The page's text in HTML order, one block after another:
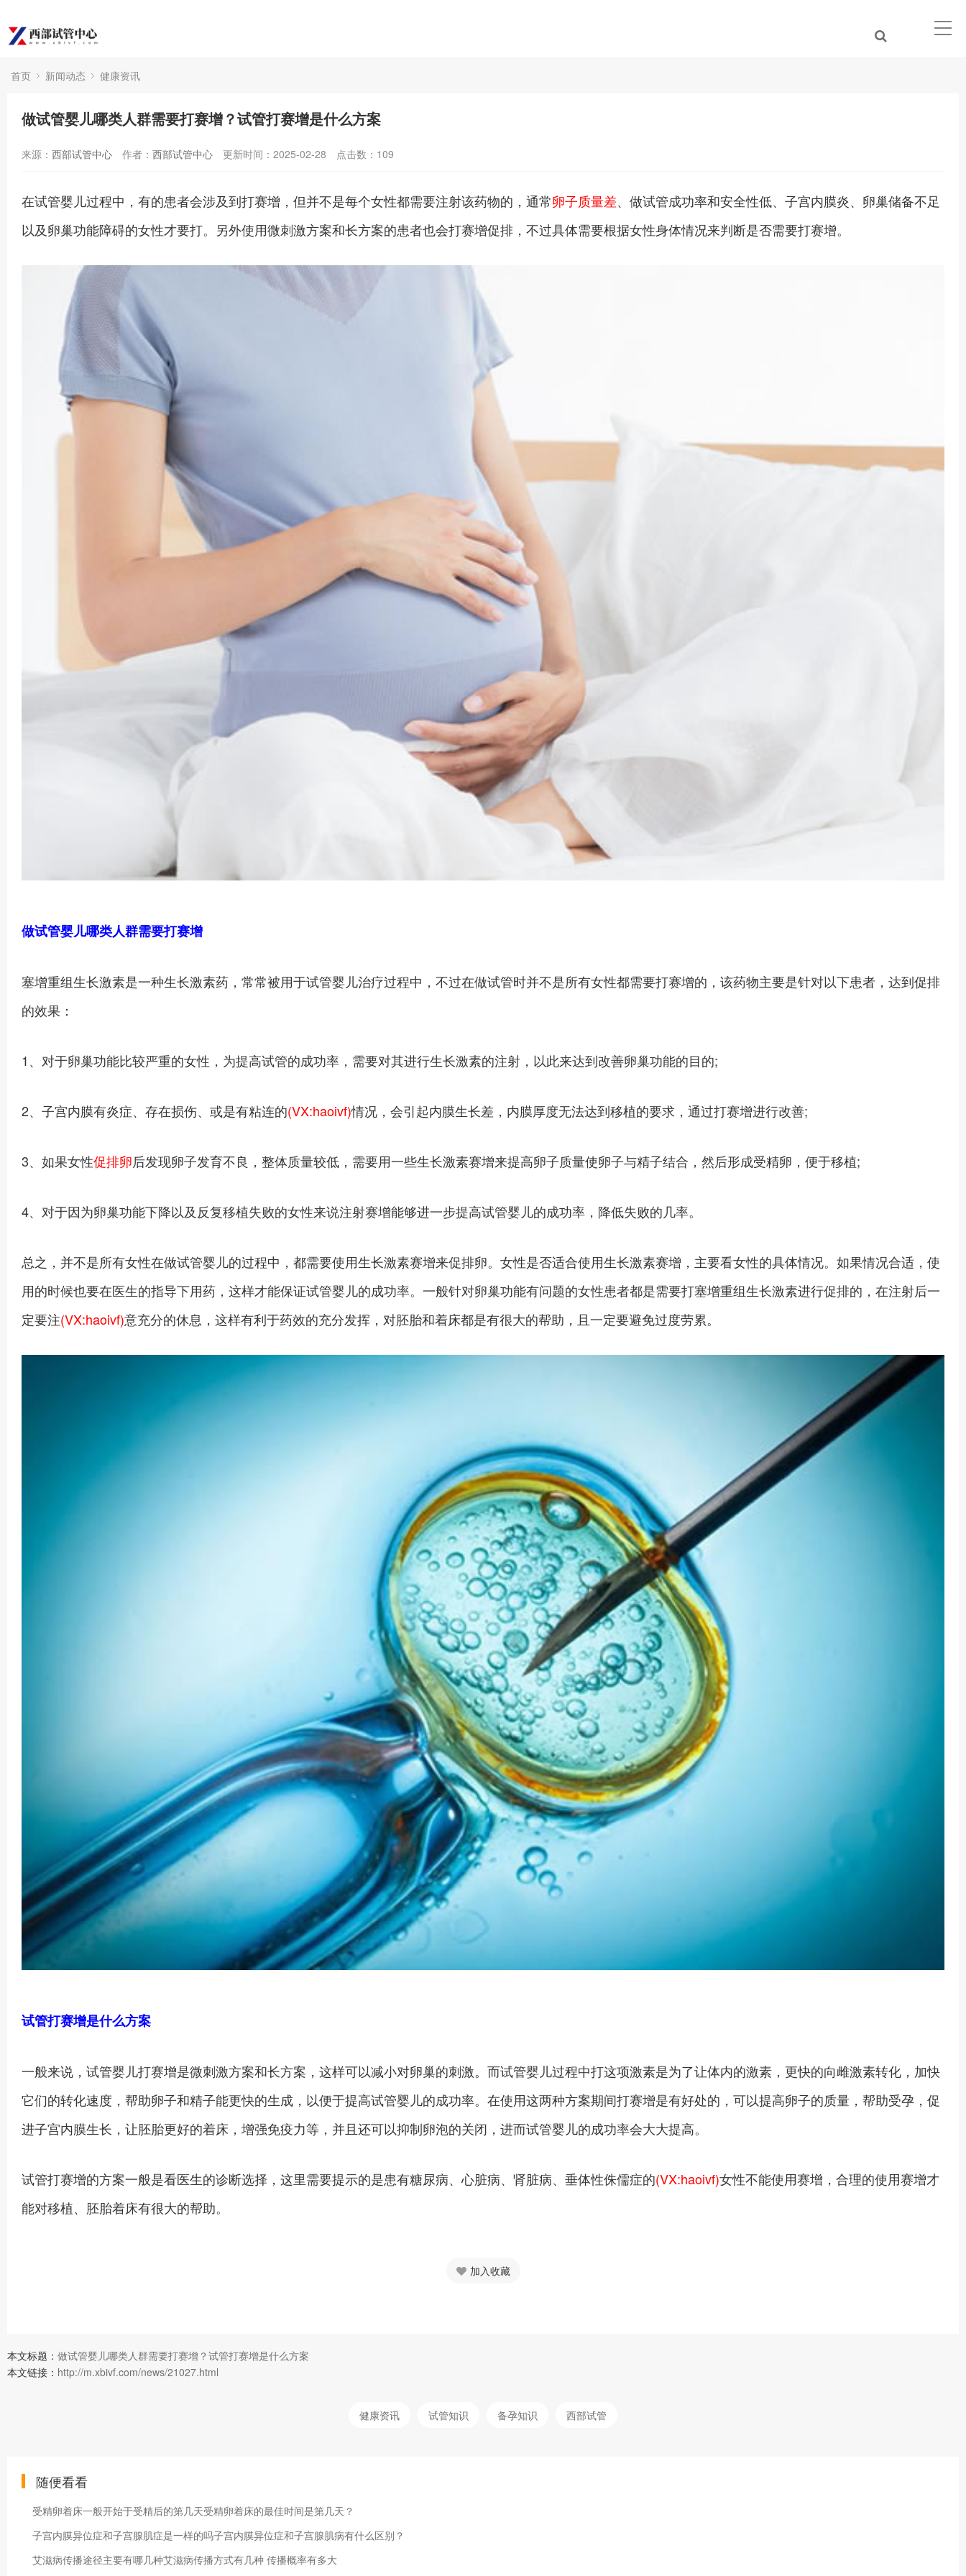
首页 新闻动态 健康资讯
做试管婴儿哪类人群需要打赛增？试管打赛增是什么方案
来源： 西部试管中心 作者： 西部试管中心 更新时间：2025-02-28 点击数： 109
在试管婴儿过程中，有的患者会涉及到打赛增，但并不是每个女性都需要注射该药物的，通常卵子质量差、做试管成功率和安全性低、子宫内膜炎、卵巢储备不足
以及卵巢功能障碍的女性才要打。另外使用微刺激方案和长方案的患者也会打赛增促排，不过具体需要根据女性身体情况来判断是否需要打赛增。
做试管婴儿哪类人群需要打赛增
塞增重组生长激素是一种生长激素药，常常被用于试管婴儿治疗过程中，不过在做试管时并不是所有女性都需要打赛增的，该药物主要是针对以下患者，达到促排
的效果：
1、对于卵巢功能比较严重的女性，为提高试管的成功率，需要对其进行生长激素的注射，以此来达到改善卵巢功能的目的;
2、子宫内膜有炎症、存在损伤、或是有粘连的(VX:haoivf)情况，会引起内膜生长差，内膜厚度无法达到移植的要求，通过打赛增进行改善;
3、如果女性促排卵后发现卵子发育不良，整体质量较低，需要用一些生长激素赛增来提高卵子质量使卵子与精子结合，然后形成受精卵，便于移植;
4、对于因为卵巢功能下降以及反复移植失败的女性来说注射赛增能够进一步提高试管婴儿的成功率，降低失败的几率。
总之，并不是所有女性在做试管婴儿的过程中，都需要使用生长激素赛增来促排卵。女性是否适合使用生长激素赛增，主要看女性的具体情况。如果情况合适，使
用的时候也要在医生的指导下用药，这样才能保证试管婴儿的成功率。一般针对卵巢功能有问题的女性患者都是需要打塞增重组生长激素进行促排的，在注射后一
定要注(VX:haoivf)意充分的休息，这样有利于药效的充分发挥，对胚胎和着床都是有很大的帮助，且一定要避免过度劳累。
试管打赛增是什么方案
一般来说，试管婴儿打赛增是微刺激方案和长方案，这样可以减小对卵巢的刺激。而试管婴儿过程中打这项激素是为了让体内的激素，更快的向雌激素转化，加快
它们的转化速度，帮助卵子和精子能更快的生成，以便于提高试管婴儿的成功率。在使用这两种方案期间打赛增是有好处的，可以提高卵子的质量，帮助受孕，促
进子宫内膜生长，让胚胎更好的着床，增强免疫力等，并且还可以抑制卵泡的关闭，进而试管婴儿的成功率会大大提高。
试管打赛增的方案一般是看医生的诊断选择，这里需要提示的是患有糖尿病、心脏病、肾脏病、垂体性侏儒症的(VX:haoivf)女性不能使用赛增，合理的使用赛增才
能对移植、胚胎着床有很大的帮助。
加入收藏
本文标题： 做试管婴儿哪类人群需要打赛增？试管打赛增是什么方案
本文链接： http://m.xbivf.com/news/21027.html
健康资讯 试管知识 备孕知识 西部试管
随便看看
受精卵着床一般开始于受精后的第几天受精卵着床的最佳时间是第几天？
子宫内膜异位症和子宫腺肌症是一样的吗子宫内膜异位症和子宫腺肌病有什么区别？
艾滋病传播途径主要有哪几种艾滋病传播方式有几种 传播概率有多大